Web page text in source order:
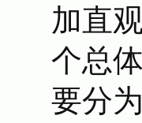
加直
个总
要分